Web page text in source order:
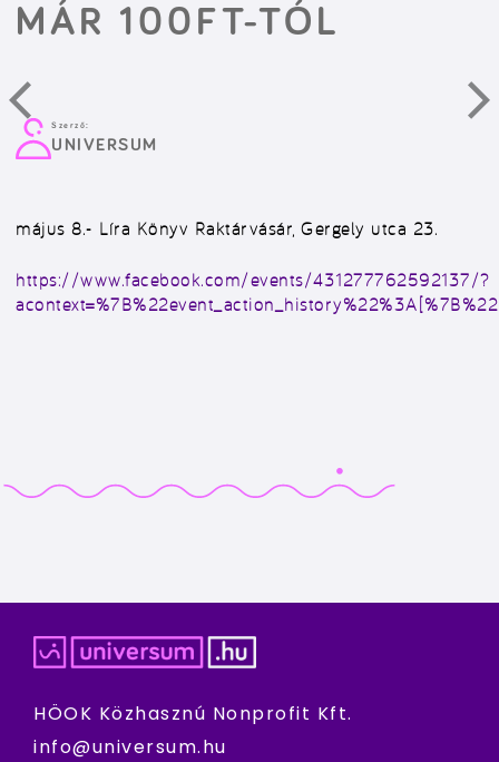
MÁR 100FT-TÓL
Szerző:
UNIVERSUM
május 8.- Líra Könyv Raktárvásár, Gergely utca 23.
https://www.facebook.com/events/431277762592137/?
HÖOK Közhasznú Nonprofit Kft.
info@universum.hu